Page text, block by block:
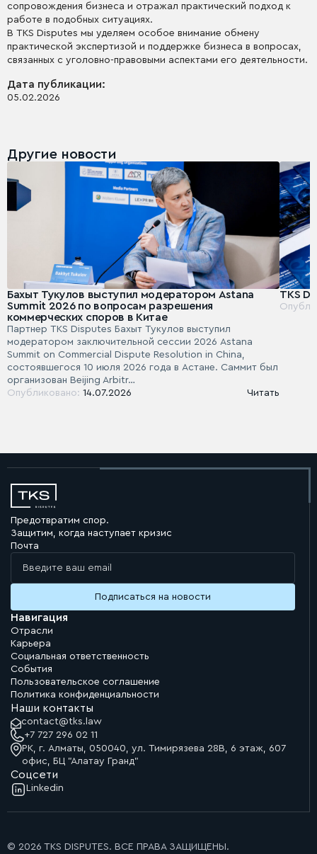
сопровождения бизнеса и отражал практический подход к
работе в подобных ситуациях.
В TKS Disputes мы уделяем особое внимание обмену
практической экспертизой и поддержке бизнеса в вопросах,
связанных с уголовно-правовыми аспектами его деятельности.
Дата публикации:
05.02.2026
Другие новости
Бахыт Тукулов выступил модератором Astana
Summit 2026 по вопросам разрешения
коммерческих споров в Китае
Партнер TKS Disputes Бахыт Тукулов выступил
модератором заключительной сессии 2026 Astana
Summit on Commercial Dispute Resolution in China,
состоявшегося 10 июля 2026 года в Астане. Саммит был
организован Beijing Arbitr…
Опубликовано: 14.07.2026 Читать
TKS
Предотвратим спор.
Защитим, когда наступает кризис
Почта
Навигация
Отрасли
Карьера
Социальная ответственность
События
Пользовательское соглашение
Политика конфиденциальности
Наши контакты
contact@tks.law
+7 727 296 02 11
РК, г. Алматы, 050040, ул. Тимирязева 28В, 6 этаж, 607
офис, БЦ "Алатау Гранд"
Соцсети
Linkedin
© 2026 TKS DISPUTES. ВСЕ ПРАВА ЗАЩИЩЕНЫ.